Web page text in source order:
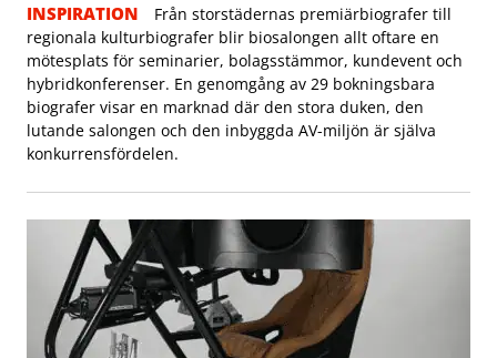
INSPIRATION
Från storstädernas premiärbiografer till
regionala kulturbiografer blir biosalongen allt oftare en
mötesplats för seminarier, bolagsstämmor, kundevent och
hybridkonferenser. En genomgång av 29 bokningsbara
biografer visar en marknad där den stora duken, den
lutande salongen och den inbyggda AV-miljön är själva
konkurrensfördelen.